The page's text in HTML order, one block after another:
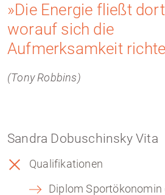
»Die Energie fließt
worauf sich die
Aufmerksamkeit
(Tony Robbins)
Sandra Dobuschinsky Vita
Qualifikationen
Diplom Sportökonomin